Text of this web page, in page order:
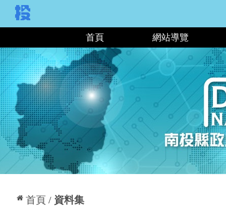
首頁 網站導覽
首頁 資料集